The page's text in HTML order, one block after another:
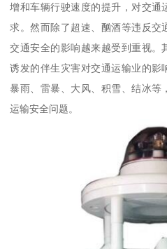
增和车辆行驶速度的提升，对交通
求。然而除了超速、酗酒等违反交
交通安全的影响越来越受到重视。
诱发的伴生灾害对交通运输业的影
暴雨、雷暴、大风、积雪、结冰等
运输安全问题。